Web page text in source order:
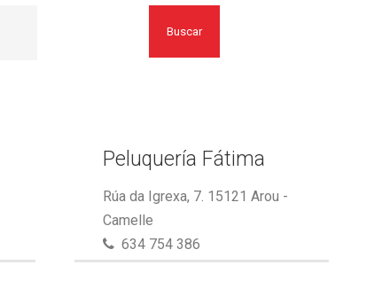
Buscar
Peluquería Fátima
Rúa da Igrexa, 7. 15121 Arou -
Camelle
634 754 386